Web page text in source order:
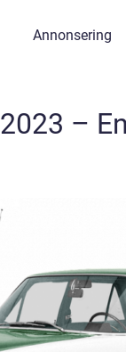
Annonsering
–